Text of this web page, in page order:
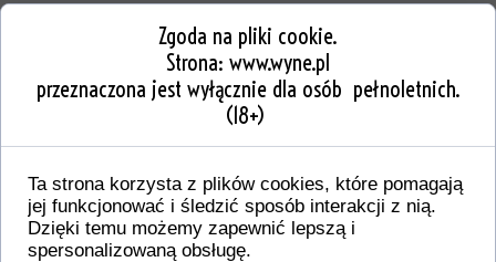
Zgoda na pliki cookie.
Strona: www.wyne.pl
przeznaczona jest wyłącznie dla osób pełnoletnich.
(18+)
Ta strona korzysta z plików cookies, które pomagają
jej funkcjonować i śledzić sposób interakcji z nią.
Dzięki temu możemy zapewnić lepszą i
spersonalizowaną obsługę.